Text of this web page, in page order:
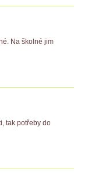
Na školné jim
tak potřeby do